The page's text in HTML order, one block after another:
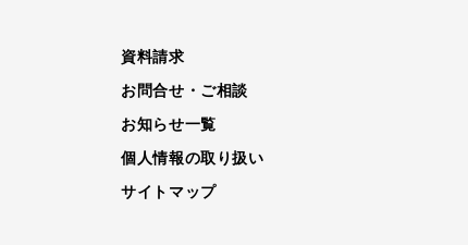
資料請求
お問合せ・ご相談
お知らせ一覧
個人情報の取り扱い
サイトマップ